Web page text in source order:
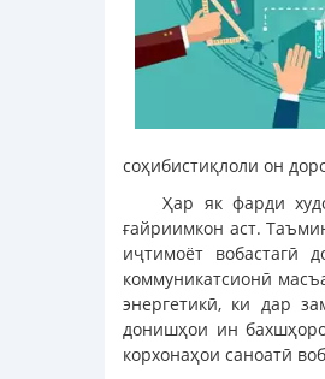
соҳибистиқлоли он
Ҳар як фарди
ғайриимкон аст.
иҷтимоёт вобастагӣ
коммуникатсионӣ
энергетикӣ, ки дар
донишҳои ин
корхонаҳои саноатӣ